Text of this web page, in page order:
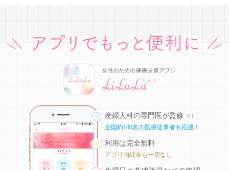
産婦人科の専門医が監修 ※1
全国約100名の医療従事者も応援！
利用は完全無料
アプリ内課金も一切なし